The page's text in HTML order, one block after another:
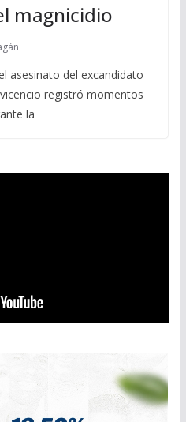
magnicidio
asesinato del excandidato
registró momentos
la